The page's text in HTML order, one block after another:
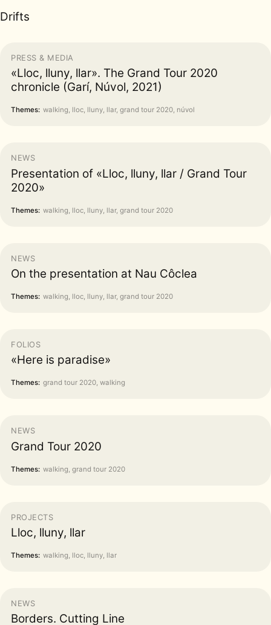
Drifts
PRESS & MEDIA
«Lloc, lluny, llar». The Grand Tour 2020
chronicle (Garí, Núvol, 2021)
Themes: walking, lloc, lluny, llar, grand tour 2020, núvol
NEWS
Presentation of «Lloc, lluny, llar / Grand Tour
2020»
Themes: walking, lloc, lluny, llar, grand tour 2020
NEWS
On the presentation at Nau Côclea
Themes: walking, lloc, lluny, llar, grand tour 2020
FOLIOS
«Here is paradise»
Themes: grand tour 2020, walking
NEWS
Grand Tour 2020
Themes: walking, grand tour 2020
PROJECTS
Lloc, lluny, llar
Themes: walking, lloc, lluny, llar
NEWS
Borders. Cutting Line